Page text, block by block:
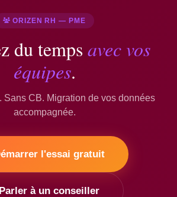
ORIZEN RH — PME
du temps avec vos
équipes.
Sans CB. Migration de vos données
accompagnée.
l'essai gratuit
Parler à un conseiller